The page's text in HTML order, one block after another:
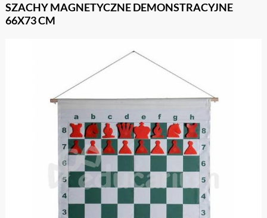
SZACHY MAGNETYCZNE DEMONSTRACYJNE
66X73 CM